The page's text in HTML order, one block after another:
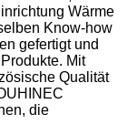
Wärme
Know-how
gefertigt und
Mit
Qualität
die